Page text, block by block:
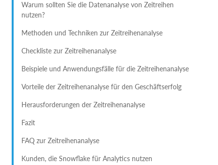
Warum sollten Sie die Datenanalyse von Zeitreihen
nutzen?
Methoden und Techniken zur Zeitreihenanalyse
Checkliste zur Zeitreihenanalyse
Beispiele und Anwendungsfälle für die Zeitreihenanalyse
Vorteile der Zeitreihenanalyse für den Geschäftserfolg
Herausforderungen der Zeitreihenanalyse
Fazit
FAQ zur Zeitreihenanalyse
Kunden, die Snowflake für Analytics nutzen